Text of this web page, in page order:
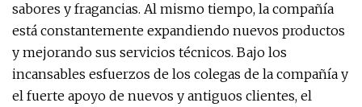
sabores y fragancias. Al mismo tiempo, la compañía
está constantemente expandiendo nuevos productos
y mejorando sus servicios técnicos. Bajo los
incansables esfuerzos de los colegas de la compañía y
el fuerte apoyo de nuevos y antiguos clientes, el